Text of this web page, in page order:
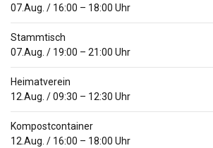
07.Aug. / 16:00 – 18:00 Uhr
Stammtisch
07.Aug. / 19:00 – 21:00 Uhr
Heimatverein
12.Aug. /09:30 – 12:30 Uhr
Kompostcontainer
12.Aug. / 16:00 – 18:00 Uhr